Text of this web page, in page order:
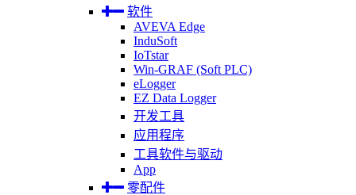
软件
AVEVA Edge
InduSoft
IoTstar
Win-GRAF (Soft PLC)
eLogger
EZ Data Logger
开发工具
应用程序
工具软件与驱动
App
零配件